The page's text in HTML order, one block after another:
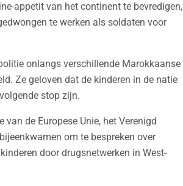
appetit van het continent te bevredigen,
te werken als soldaten voor
onlangs verschillende Marokkaanse
Ze geloven dat de kinderen in de natie
stop zijn.
de Europese Unie, het Verenigd
om te bespreken over
door drugsnetwerken in West-